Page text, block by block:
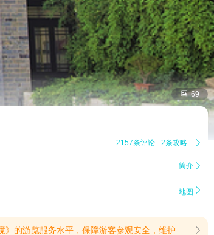
 69
2157条评论 2条攻略 
简介 
地图 
便您出行，景区在南天门设有临时免费上行接驳车，直达三元宫乘车点，请您有序按需换乘绕行。建议您提前规划游览路线，避开施工路段。施工期间给您出行带来的不便，敬请谅解。感谢您的支持与配合！(提示有效期2026/6/26至2026/8/7) 